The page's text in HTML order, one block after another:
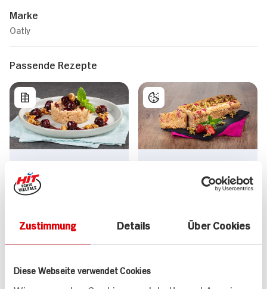
Zustimmung Details Über Cookies
Diese Webseite verwendet Cookies
Marke
Oatly
Passende Rezepte
gebundenen Kirschen
und karamellisierten
40 min
Vegan